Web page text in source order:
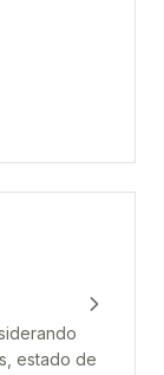
estado de